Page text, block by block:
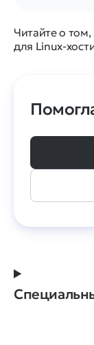
Читайте о
для Linux-